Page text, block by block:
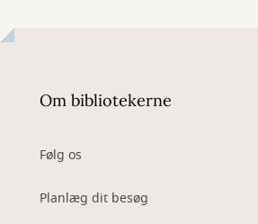
Om bibliotekerne
Følg os
Planlæg dit besøg